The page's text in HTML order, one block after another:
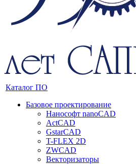
Каталог ПО
Базовое проектирование
Нанософт nanoCAD
ActCAD
GstarCAD
T-FLEX 2D
ZWCAD
Векторизаторы